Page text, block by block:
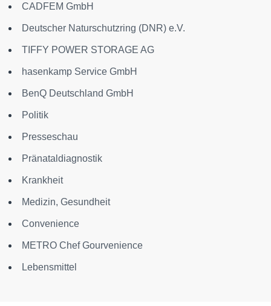
CADFEM GmbH
Deutscher Naturschutzring (DNR) e.V.
TIFFY POWER STORAGE AG
hasenkamp Service GmbH
BenQ Deutschland GmbH
Politik
Presseschau
Pränataldiagnostik
Krankheit
Medizin, Gesundheit
Convenience
METRO Chef Gourvenience
Lebensmittel